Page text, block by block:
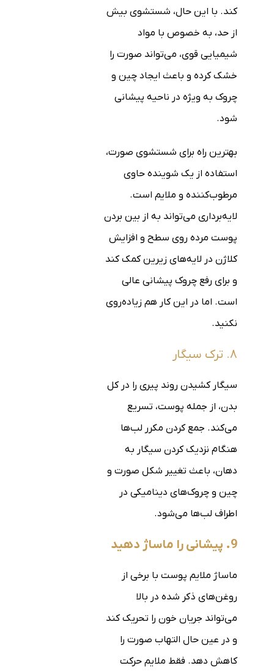
کند. با این حال، شستشوی بیش
از حد، به خصوص با مواد
شیمیایی قوی، می‌تواند صورت را
خشک کرده و باعث ایجاد چین و
چروک به ویژه در ناحیه پیشانی
شود.
بهترین راه برای شستشوی صورت،
استفاده از یک شوینده حاوی
مرطوب‌کننده و ملایم است.
لایه‌برداری می‌تواند به از بین بردن
پوست مرده روی سطح و افزایش
کلاژن در لایه‌های زیرین کمک کند
و برای رفع چروک پیشانی عالی
است. اما در این کار هم زیاده‌روی
نکنید.
۸. ترک سیگار
سیگار کشیدن روند پیری را در کل
بدن، از جمله پوست، تسریع
می‌کند. جمع کردن مکرر لب‌ها
هنگام نزدیک کردن سیگار به
دهان، باعث تغییر شکل صورت و
چین و چروک‌های دینامیکی در
اطراف لب‌ها می‌شود.
9. پیشانی را ماساژ دهید
ماساژ ملایم پوست با برخی از
روغن‌های ذکر شده در بالا
می‌تواند جریان خون را تحریک کند
و در عین حال التهاب صورت را
کاهش دهد. فقط ملایم حرکت